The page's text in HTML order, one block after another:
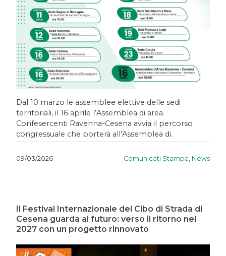
Dal 10 marzo le assemblee elettive delle sedi
territoriali, il 16 aprile l’Assemblea di area.
Confesercenti Ravenna-Cesena avvia il percorso
congressuale che porterà all’Assemblea di.
09/03/2026 Comunicati Stampa News
Il Festival Internazionale del Cibo di Strada di
Cesena guarda al futuro: verso il ritorno nel
2027 con un progetto rinnovato